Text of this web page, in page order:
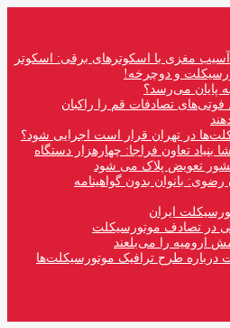
مغزی با اسکوترهای برقی: اسکوتر
و دوچرخه!
به پایان می‌رسد؟
کرد: 56 درصد فوتی‌های تصادفات قم را راکبان
در تهران قرار است اجرایی شود؟
تعاون فراجا: چهارهزار دستگاه
تعویض پلاک می شود
بانوان بدون گواهینامه
ایران
در تصادف موتورسیکلت
ارومیه را می‌بلعند
درباره طرح ترافیک موتورسیکلت‌ها